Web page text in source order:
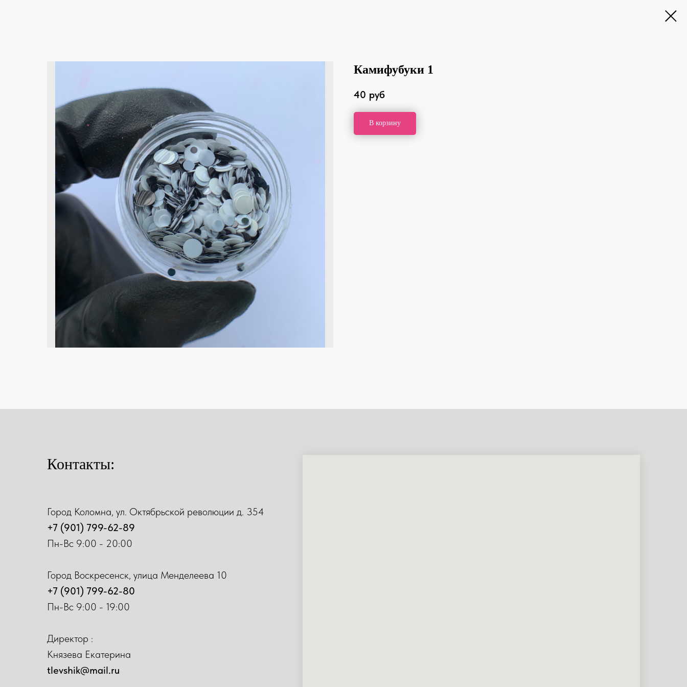
Камифубуки 1
40 руб
В корзину
Контакты:
Город Коломна, ул. Октябрьской революции д. 354
+7 (901) 799-62-89
Пн-Вс 9:00 - 20:00
Город Воскресенск, улица Менделеева 10
+7 (901) 799-62-80
Пн-Вс 9:00 - 19:00
Директор :
Князева Екатерина
tlevshik@mail.ru